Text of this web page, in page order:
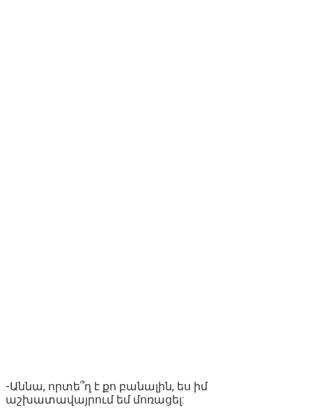
-Աննա, որտե՞ղ է քո բանալին, ես իմ
աշխատավայրում եմ մոռացել: